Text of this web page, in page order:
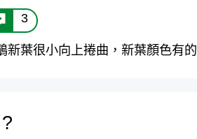
3
新葉很小向上捲曲，新葉顏色有